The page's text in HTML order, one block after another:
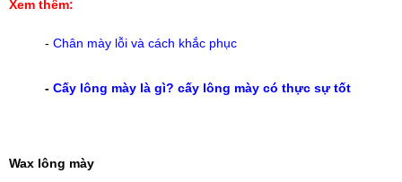
Xem thêm:
- Chân mày lỗi và cách khắc phục
- Cấy lông mày là gì? cấy lông mày có thực sự tốt
Wax lông mày